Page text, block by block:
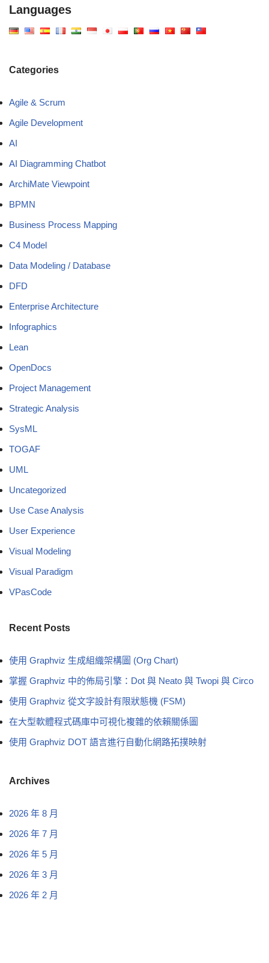
Languages
Categories
Agile & Scrum
Agile Development
AI
AI Diagramming Chatbot
ArchiMate Viewpoint
BPMN
Business Process Mapping
C4 Model
Data Modeling / Database
DFD
Enterprise Architecture
Infographics
Lean
OpenDocs
Project Management
Strategic Analysis
SysML
TOGAF
UML
Uncategorized
Use Case Analysis
User Experience
Visual Modeling
Visual Paradigm
VPasCode
Recent Posts
使用 Graphviz 生成組織架構圖 (Org Chart)
掌握 Graphviz 中的佈局引擎：Dot 與 Neato 與 Twopi 與 Circo
使用 Graphviz 從文字設計有限狀態機 (FSM)
在大型軟體程式碼庫中可視化複雜的依賴關係圖
使用 Graphviz DOT 語言進行自動化網路拓撲映射
Archives
2026 年 8 月
2026 年 7 月
2026 年 5 月
2026 年 3 月
2026 年 2 月